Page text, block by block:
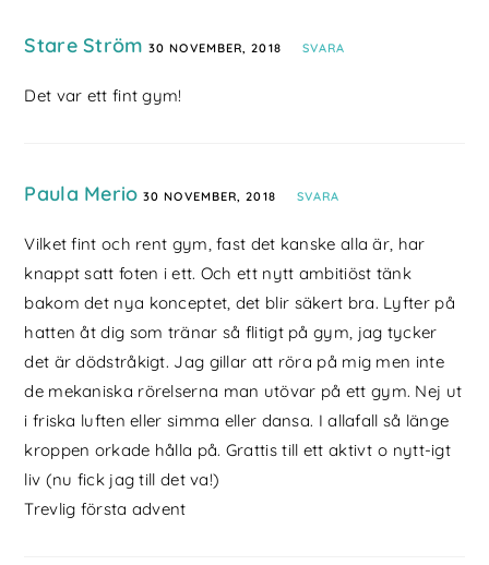
Stare Ström 30 NOVEMBER, 2018 SVARA
Det var ett fint gym!
Paula Merio 30 NOVEMBER, 2018 SVARA
Vilket fint och rent gym, fast det kanske alla är, har
knappt satt foten i ett. Och ett nytt ambitiöst tänk
bakom det nya konceptet, det blir säkert bra. Lyfter på
hatten åt dig som tränar så flitigt på gym, jag tycker
det är dödstråkigt. Jag gillar att röra på mig men inte
de mekaniska rörelserna man utövar på ett gym. Nej ut
i friska luften eller simma eller dansa. I allafall så länge
kroppen orkade hålla på. Grattis till ett aktivt o nytt-igt
liv (nu fick jag till det va!)
Trevlig första advent